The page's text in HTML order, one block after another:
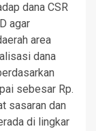
dana CSR
agar
area
dana
sebesar Rp.
sasaran dan
di lingkar